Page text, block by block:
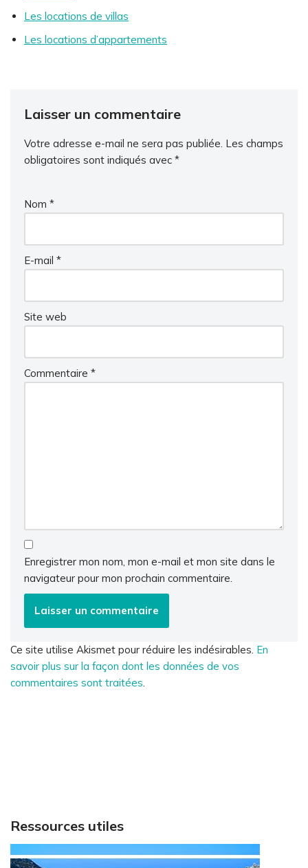
Les locations de villas
Les locations d’appartements
Laisser un commentaire
Votre adresse e-mail ne sera pas publiée. Les champs
obligatoires sont indiqués avec *
Nom *
E-mail *
Site web
Commentaire *
Enregistrer mon nom, mon e-mail et mon site dans le
navigateur pour mon prochain commentaire.
Ce site utilise Akismet pour réduire les indésirables. En
savoir plus sur la façon dont les données de vos
commentaires sont traitées.
Ressources utiles